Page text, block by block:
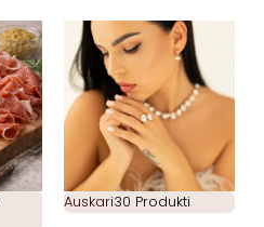
Auskari30 Produkti